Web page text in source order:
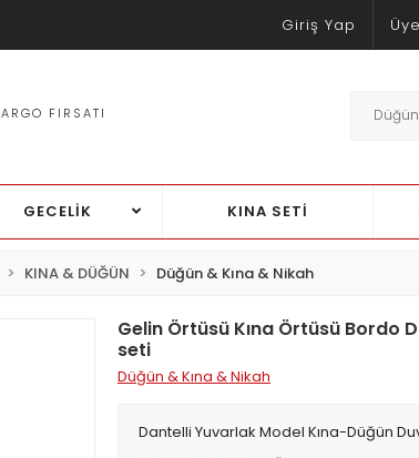
Giriş Yap
TÜM ÜRÜNLERDE %30'A VARAN INDIRIMLER
GECELİK KINA SETİ
KINA & DÜĞÜN Düğün & Kına & Nikah
Gelin Örtüsü Kına Örtüsü Bordo
seti
Düğün & Kına & Nikah
Dantelli Yuvarlak Model Kına-Düğün